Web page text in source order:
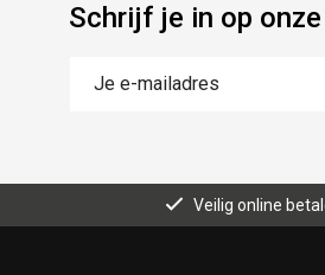
Schrijf je in op
Veilig online